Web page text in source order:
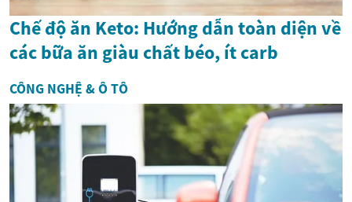
Chế độ ăn Keto: Hướng dẫn toàn diện về
các bữa ăn giàu chất béo, ít carb
CÔNG NGHỆ & Ô TÔ